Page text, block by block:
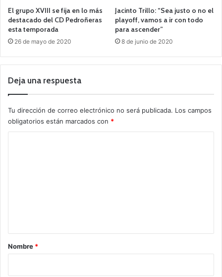
El grupo XVIII se fija en lo más
destacado del CD Pedroñeras
esta temporada
26 de mayo de 2020
Jacinto Trillo: “Sea justo o no el
playoff, vamos a ir con todo
para ascender”
8 de junio de 2020
Deja una respuesta
Tu dirección de correo electrónico no será publicada. Los campos
obligatorios están marcados con *
rNombre *